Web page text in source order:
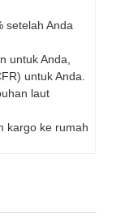
setelah Anda
untuk Anda,
untuk Anda.
laut
kargo ke rumah